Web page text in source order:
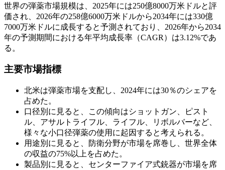
世界の弾薬市場規模は、2025年には250億8000万米ドルと評
価され、2026年の258億6000万米ドルから2034年には330億
7000万米ドルに成長すると予測されており、2026年から2034
年の予測期間における年平均成長率（CAGR）は3.12%であ
る。
主要市場指標
北米は弾薬市場を支配し、2024年には30％のシェアを
占めた。
口径別に見ると、この傾向はショットガン、ピスト
ル、アサルトライフル、ライフル、リボルバーなど、
様々な小口径弾薬の使用に起因すると考えられる。
用途別に見ると、防衛分野が市場を席巻し、世界全体
の収益の75%以上を占めた。
製品別に見ると、センターファイア式銃器が市場を席